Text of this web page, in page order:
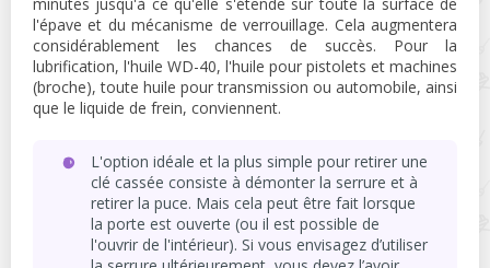
l'épave et du mécanisme de verrouillage. Cela augmentera
considérablement les chances de succès. Pour la
lubrification, l'huile WD-40, l'huile pour pistolets et machines
(broche), toute huile pour transmission ou automobile, ainsi
que le liquide de frein, conviennent.
L'option idéale et la plus simple pour retirer une
clé cassée consiste à démonter la serrure et à
retirer la puce. Mais cela peut être fait lorsque
la porte est ouverte (ou il est possible de
l'ouvrir de l'intérieur). Si vous envisagez d’utiliser